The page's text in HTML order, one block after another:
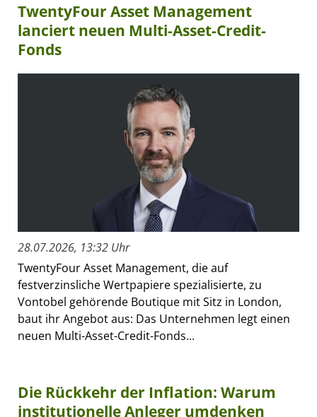
TwentyFour Asset Management
lanciert neuen Multi-Asset-Credit-
Fonds
28.07.2026, 13:32 Uhr
TwentyFour Asset Management, die auf
festverzinsliche Wertpapiere spezialisierte, zu
Vontobel gehörende Boutique mit Sitz in London,
baut ihr Angebot aus: Das Unternehmen legt einen
neuen Multi-Asset-Credit-Fonds...
Die Rückkehr der Inflation: Warum
institutionelle Anleger umdenken